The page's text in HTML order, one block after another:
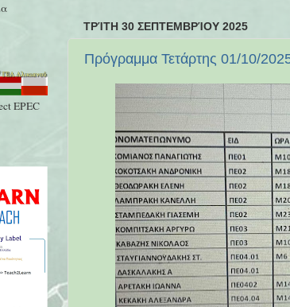
ΤΡΊΤΗ 30 ΣΕΠΤΕΜΒΡΊΟΥ 2025
Πρόγραμμα Τετάρτης 01/10/
EPEC